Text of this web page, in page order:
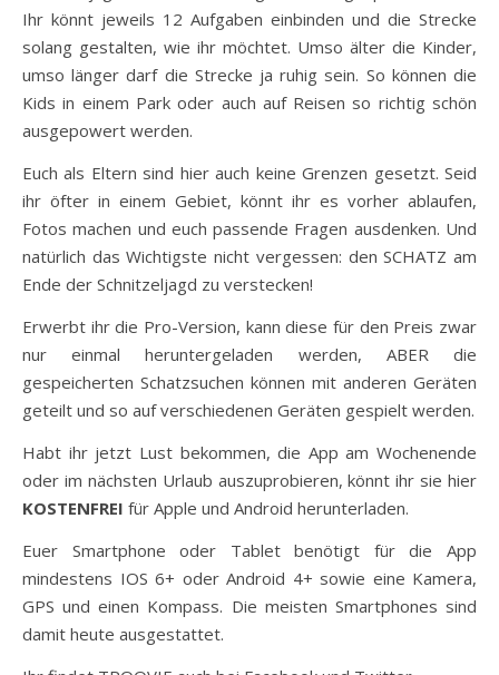
Ihr könnt jeweils 12 Aufgaben einbinden und die Strecke
solang gestalten, wie ihr möchtet. Umso älter die Kinder,
umso länger darf die Strecke ja ruhig sein. So können die
Kids in einem Park oder auch auf Reisen so richtig schön
ausgepowert werden.
Euch als Eltern sind hier auch keine Grenzen gesetzt. Seid
ihr öfter in einem Gebiet, könnt ihr es vorher ablaufen,
Fotos machen und euch passende Fragen ausdenken. Und
natürlich das Wichtigste nicht vergessen: den SCHATZ am
Ende der Schnitzeljagd zu verstecken!
Erwerbt ihr die Pro-Version, kann diese für den Preis zwar
nur einmal heruntergeladen werden, ABER die
gespeicherten Schatzsuchen können mit anderen Geräten
geteilt und so auf verschiedenen Geräten gespielt werden.
Habt ihr jetzt Lust bekommen, die App am Wochenende
oder im nächsten Urlaub auszuprobieren, könnt ihr sie hier
KOSTENFREI für Apple und Android herunterladen.
Euer Smartphone oder Tablet benötigt für die App
mindestens IOS 6+ oder Android 4+ sowie eine Kamera,
GPS und einen Kompass. Die meisten Smartphones sind
damit heute ausgestattet.